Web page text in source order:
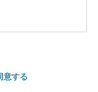
ます。）は，三栄（以
。）の利用条件を定め
ユーザー」といいま
をご利用いただきま
意する